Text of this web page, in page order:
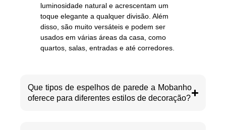
luminosidade natural e acrescentam um
toque elegante a qualquer divisão. Além
disso, são muito versáteis e podem ser
usados em várias áreas da casa, como
quartos, salas, entradas e até corredores.
Que tipos de espelhos de parede a Mobanho
oferece para diferentes estilos de decoração?